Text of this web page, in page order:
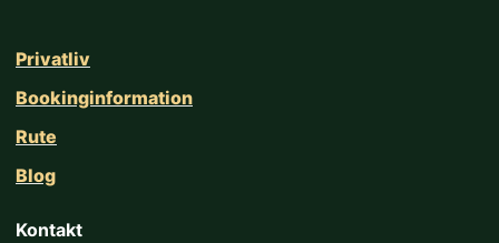
Privatliv
Bookinginformation
Rute
Blog
Kontakt